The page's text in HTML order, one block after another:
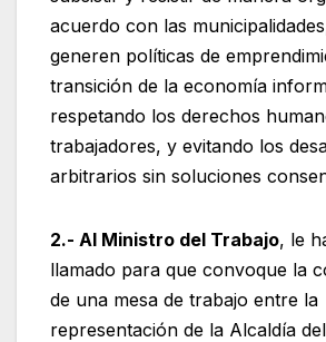
acuerdo con las
generen políticas de
transición de la economía
respetando los derechos
trabajadores, y evitando los
arbitrarios sin soluciones
2.- Al Ministro del Trabajo, le
llamado para que convoque la
de una mesa de trabajo entre la
representación de la Alcaldía